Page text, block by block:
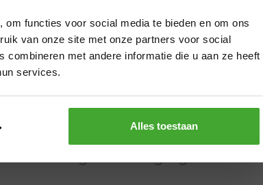
functies voor social media te bieden en om ons
van onze site met onze partners voor social
met andere informatie die u aan ze heeft
services.
Alles toestaan
Kan ik vanuit België bestellen?
ik vanuit Duitsland bestellen?
website liep vast tijdens mijn bestelling, wat nu?
t/m 7 augustus zijn wij gesloten. Bestel je vóór 28 juli
Dan verzenden we nog volgens planning. Bestel je
de levertijd iets langer zijn. Bedankt voor je begrip en een